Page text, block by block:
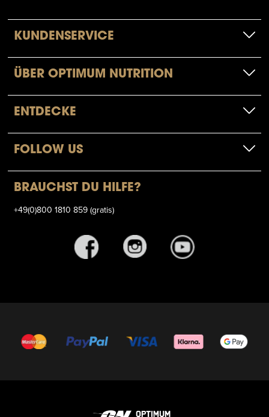
KUNDENSERVICE
ÜBER OPTIMUM NUTRITION
ENTDECKE
FOLLOW US
BRAUCHST DU HILFE?
+49(0)800 1810 859 (gratis)